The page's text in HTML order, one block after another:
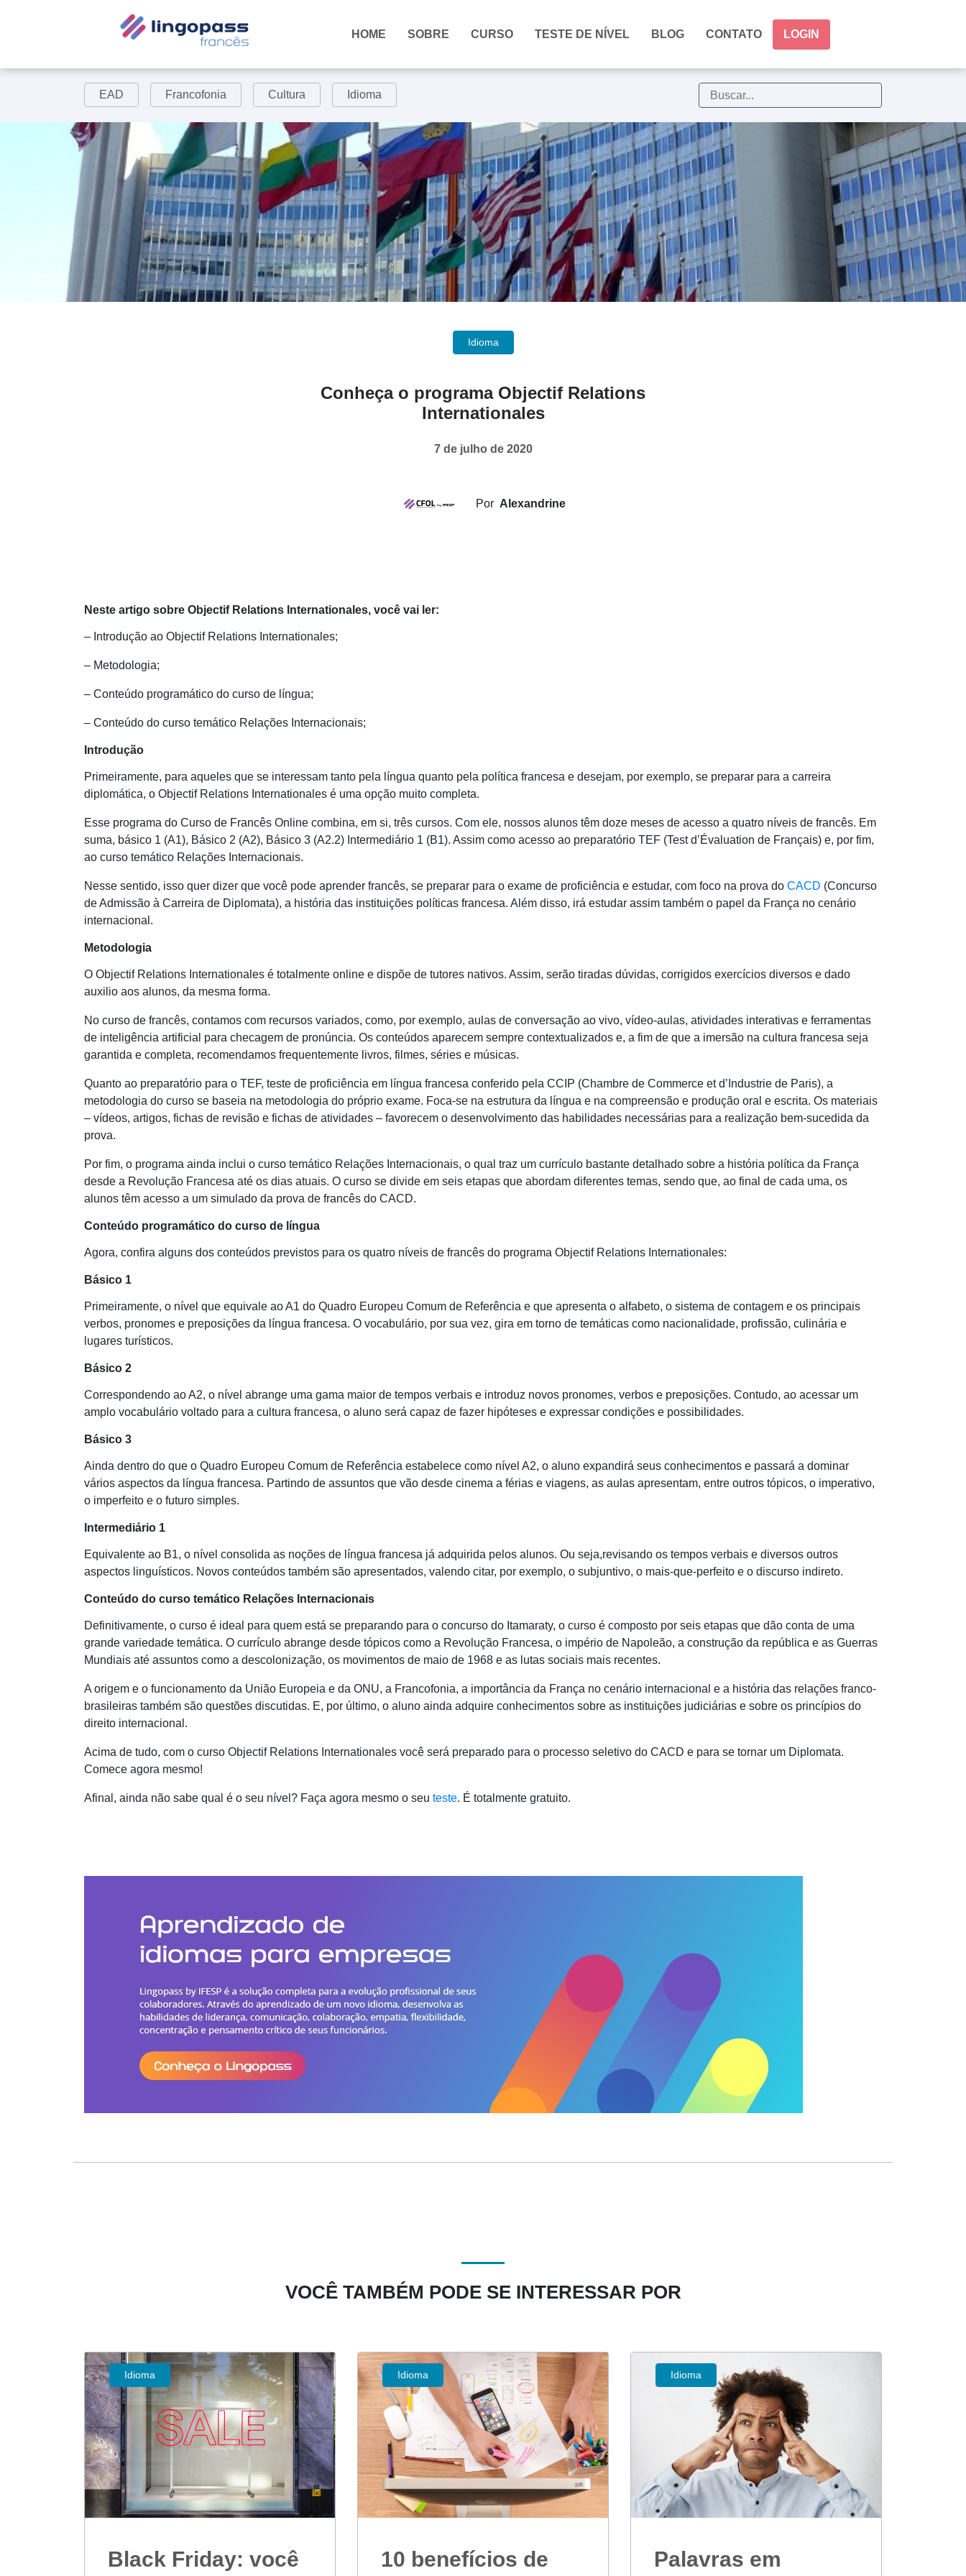
HOME SOBRE CURSO TESTE DE NÍVEL BLOG CONTATO LOGIN
EAD Francofonia Cultura Idioma
Idioma
Conheça o programa Objectif Relations
Internationales
7 de julho de 2020
Por Alexandrine
Neste artigo sobre Objectif Relations Internationales, você vai ler:
– Introdução ao Objectif Relations Internationales;
– Metodologia;
– Conteúdo programático do curso de língua;
– Conteúdo do curso temático Relações Internacionais;
Introdução
Primeiramente, para aqueles que se interessam tanto pela língua quanto pela política francesa e desejam, por exemplo, se preparar para a carreira
diplomática, o Objectif Relations Internationales é uma opção muito completa.
Esse programa do Curso de Francês Online combina, em si, três cursos. Com ele, nossos alunos têm doze meses de acesso a quatro níveis de francês. Em
suma, básico 1 (A1), Básico 2 (A2), Básico 3 (A2.2) Intermediário 1 (B1). Assim como acesso ao preparatório TEF (Test d’Évaluation de Français) e, por fim,
ao curso temático Relações Internacionais.
Nesse sentido, isso quer dizer que você pode aprender francês, se preparar para o exame de proficiência e estudar, com foco na prova do CACD (Concurso
de Admissão à Carreira de Diplomata), a história das instituições políticas francesa. Além disso, irá estudar assim também o papel da França no cenário
internacional.
Metodologia
O Objectif Relations Internationales é totalmente online e dispõe de tutores nativos. Assim, serão tiradas dúvidas, corrigidos exercícios diversos e dado
auxilio aos alunos, da mesma forma.
No curso de francês, contamos com recursos variados, como, por exemplo, aulas de conversação ao vivo, vídeo-aulas, atividades interativas e ferramentas
de inteligência artificial para checagem de pronúncia. Os conteúdos aparecem sempre contextualizados e, a fim de que a imersão na cultura francesa seja
garantida e completa, recomendamos frequentemente livros, filmes, séries e músicas.
Quanto ao preparatório para o TEF, teste de proficiência em língua francesa conferido pela CCIP (Chambre de Commerce et d’Industrie de Paris), a
metodologia do curso se baseia na metodologia do próprio exame. Foca-se na estrutura da língua e na compreensão e produção oral e escrita. Os materiais
– vídeos, artigos, fichas de revisão e fichas de atividades – favorecem o desenvolvimento das habilidades necessárias para a realização bem-sucedida da
prova.
Por fim, o programa ainda inclui o curso temático Relações Internacionais, o qual traz um currículo bastante detalhado sobre a história política da França
desde a Revolução Francesa até os dias atuais. O curso se divide em seis etapas que abordam diferentes temas, sendo que, ao final de cada uma, os
alunos têm acesso a um simulado da prova de francês do CACD.
Conteúdo programático do curso de língua
Agora, confira alguns dos conteúdos previstos para os quatro níveis de francês do programa Objectif Relations Internationales:
Básico 1
Primeiramente, o nível que equivale ao A1 do Quadro Europeu Comum de Referência e que apresenta o alfabeto, o sistema de contagem e os principais
verbos, pronomes e preposições da língua francesa. O vocabulário, por sua vez, gira em torno de temáticas como nacionalidade, profissão, culinária e
lugares turísticos.
Básico 2
Correspondendo ao A2, o nível abrange uma gama maior de tempos verbais e introduz novos pronomes, verbos e preposições. Contudo, ao acessar um
amplo vocabulário voltado para a cultura francesa, o aluno será capaz de fazer hipóteses e expressar condições e possibilidades.
Básico 3
Ainda dentro do que o Quadro Europeu Comum de Referência estabelece como nível A2, o aluno expandirá seus conhecimentos e passará a dominar
vários aspectos da língua francesa. Partindo de assuntos que vão desde cinema a férias e viagens, as aulas apresentam, entre outros tópicos, o imperativo,
o imperfeito e o futuro simples.
Intermediário 1
Equivalente ao B1, o nível consolida as noções de língua francesa já adquirida pelos alunos. Ou seja,revisando os tempos verbais e diversos outros
aspectos linguísticos. Novos conteúdos também são apresentados, valendo citar, por exemplo, o subjuntivo, o mais-que-perfeito e o discurso indireto.
Conteúdo do curso temático Relações Internacionais
Definitivamente, o curso é ideal para quem está se preparando para o concurso do Itamaraty, o curso é composto por seis etapas que dão conta de uma
grande variedade temática. O currículo abrange desde tópicos como a Revolução Francesa, o império de Napoleão, a construção da república e as Guerras
Mundiais até assuntos como a descolonização, os movimentos de maio de 1968 e as lutas sociais mais recentes.
A origem e o funcionamento da União Europeia e da ONU, a Francofonia, a importância da França no cenário internacional e a história das relações franco-
brasileiras também são questões discutidas. E, por último, o aluno ainda adquire conhecimentos sobre as instituições judiciárias e sobre os princípios do
direito internacional.
Acima de tudo, com o curso Objectif Relations Internationales você será preparado para o processo seletivo do CACD e para se tornar um Diplomata.
Comece agora mesmo!
Afinal, ainda não sabe qual é o seu nível? Faça agora mesmo o seu teste. É totalmente gratuito.
VOCÊ TAMBÉM PODE SE INTERESSAR POR
Idioma
Black Friday: você
Idioma
10 benefícios de
Idioma
Palavras em